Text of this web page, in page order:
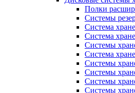
Полки
Системы
Система
Система
Системы
Система
Системы
Системы
Системы
Системы